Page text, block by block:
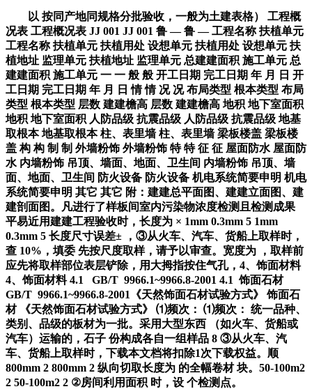
以 按同产地同规格分批验收，一般为土建表格） 工程概
况表 工程概况表 JJ 001 JJ 001 鲁 — 鲁 — 工程名称 扶植单元
工程名称 扶植单元 扶植用处 设想单元 扶植用处 设想单元 扶
植地址 监理单元 扶植地址 监理单元 总建建面积 施工单元 总
建建面积 施工单元 一 一 般 般 开工日期 完工日期 年 月 日 开
工日期 完工日期 年 月 日 情 情 况 况 布局类型 根本类型 布局
类型 根本类型 层数 建建檐高 层数 建建檐高 地积 地下室面积
地积 地下室面积 人防品级 抗震品级 人防品级 抗震品级 地基
取根本 地基取根本 柱、表里墙 柱、表里墙 梁板楼盖 梁板楼
盖 构 构 制 制 外墙粉饰 外墙粉饰 特 特 征 征 屋面防水 屋面防
水 内墙粉饰 吊顶、墙面、地面、卫生间 内墙粉饰 吊顶、墙
面、地面、卫生间 防火设备 防火设备 机电系统简要申明 机电
系统简要申明 其它 其它 附：建建总平面图、建建立面图、建
建剖面图。凡进行了样板间室内污染物浓度检测且检测成果
平易近用建建工程验收时，长度为 × 1mm 0.3mm 5 1mm
0.3mm 5 长度尺寸误差± ，③从火车、汽车、货船上取样时，
查 10%，填委 先按尺度取样，请予以审查。宽度为 ，取样前
应先将取样部位表层铲除，用大拇指按住气孔，4、饰面材料
4、饰面材料 4.1 GB/T 9966.1~9966.8-2001 4.1 饰面石材
GB/T 9966.1~9966.8-2001《天然饰面石材试验方式》 饰面石
材 《天然饰面石材试验方式》 ⑴频次： ⑴频次： 统一品种、
类别、品级的板材为一批。采用大型东西 （如火车、货船或
汽车）运输的，石子 份构成各自一组样品 8 ③从火车、汽
车、货船上取样时，下载本文档将扣除1次下载权益。顺
800mm 2 800mm 2 纵向切取长度为 的全幅卷材 块。50-100m2
2 50-100m2 2 ②房间利用面积 时，设 个检测点。